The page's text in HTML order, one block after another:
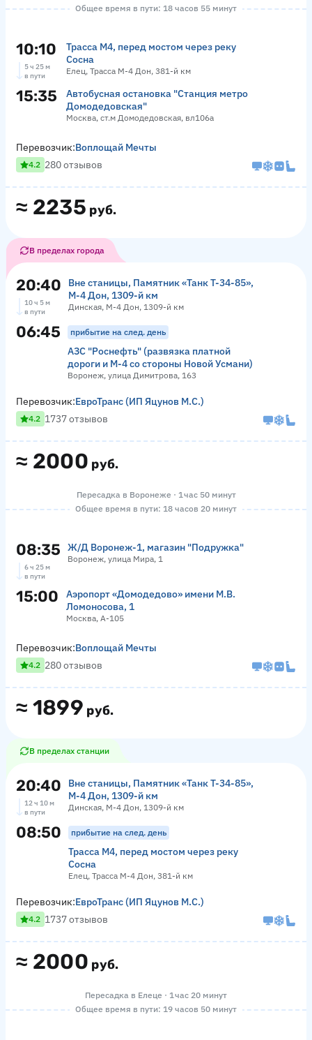
Общее время в пути: 18 часов 55 минут
10:10
Трасса М4, перед мостом через реку
Сосна
Елец, Трасса М-4 Дон, 381-й км
5 ч 25 м
в пути
15:35
Автобусная остановка "Станция метро
Домодедовская"
Москва, ст.м Домодедовская, вл106а
≈ 2235 руб.
Перевозчик:Воплощай Мечты
4.2 280 отзывов
В пределах города
20:40
Вне станицы, Памятник «‎Танк Т-34-85»,
М-4 Дон, 1309-й км
Динская, М-4 Дон, 1309-й км
10 ч 5 м
в пути
06:45 прибытие на след. день
АЗС "Роснефть" (развязка платной
дороги и М-4 со стороны Новой Усмани)
Воронеж, улица Димитрова, 163
≈ 2000 руб.
Перевозчик:ЕвроТранс (ИП Яцунов М.С.)
4.2 1737 отзывов
Пересадка в Воронеже · 1 час 50 минут
Общее время в пути: 18 часов 20 минут
08:35 Ж/Д Воронеж-1, магазин "Подружка"
Воронеж, улица Мира, 1
6 ч 25 м
в пути
15:00
Аэропорт «Домодедово» имени М.В.
Ломоносова, 1
Москва, А-105
≈ 1899 руб.
Перевозчик:Воплощай Мечты
4.2 280 отзывов
В пределах станции
20:40
Вне станицы, Памятник «‎Танк Т-34-85»,
М-4 Дон, 1309-й км
Динская, М-4 Дон, 1309-й км
12 ч 10 м
в пути
08:50 прибытие на след. день
Трасса М4, перед мостом через реку
Сосна
Елец, Трасса М-4 Дон, 381-й км
≈ 2000 руб.
Перевозчик:ЕвроТранс (ИП Яцунов М.С.)
4.2 1737 отзывов
Пересадка в Елеце · 1 час 20 минут
Общее время в пути: 19 часов 50 минут